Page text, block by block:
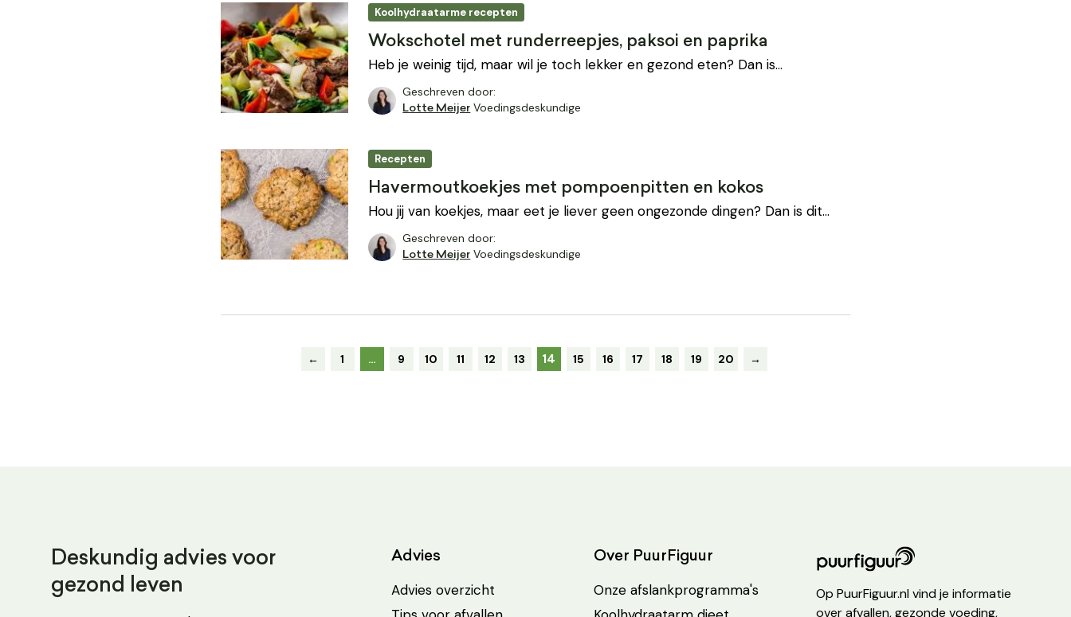
Koolhydraatarme recepten
Wokschotel met runderreepjes, paksoi en paprika
Heb je weinig tijd, maar wil je toch lekker en gezond eten? Dan is…
Geschreven door:
Lotte Meijer Voedingsdeskundige
Recepten
Havermoutkoekjes met pompoenpitten en kokos
Hou jij van koekjes, maar eet je liever geen ongezonde dingen? Dan is dit…
Geschreven door:
Lotte Meijer Voedingsdeskundige
← 1 … 9 10 11 12 13 14 15 16 17 18 19 20 →
Deskundig advies voor
gezond leven
Advies
Advies overzicht
Over PuurFiguur
Onze afslankprogramma's
Op PuurFiguur.nl vind je informatie
over afvallen, gezonde voeding,